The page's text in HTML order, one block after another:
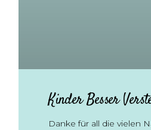
Kinder Besser
Danke für all die vielen